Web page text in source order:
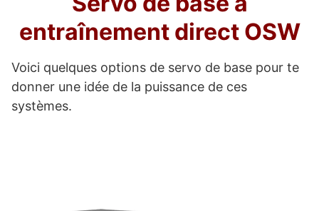
entraînement direct OSW
Voici quelques options de servo de base pour te
donner une idée de la puissance de ces
systèmes.